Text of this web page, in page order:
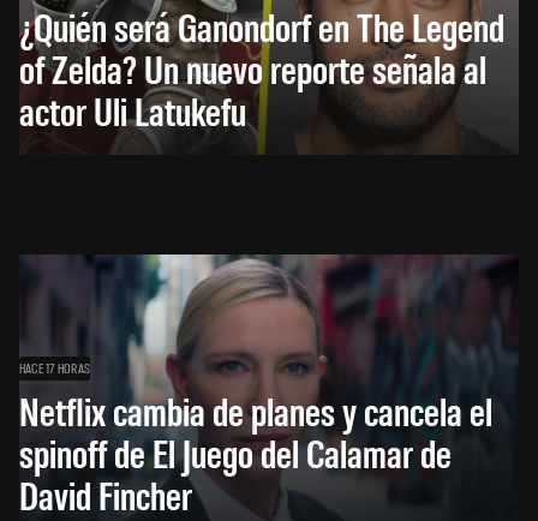
¿Quién será Ganondorf en The Legend
of Zelda? Un nuevo reporte señala al
actor Uli Latukefu
HACE 17 HORAS
Netflix cambia de planes y cancela el
spinoff de El Juego del Calamar de
David Fincher